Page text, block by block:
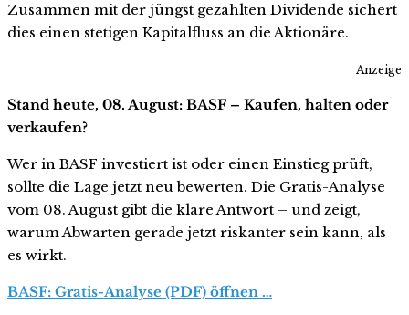
Zusammen mit der jüngst gezahlten Dividende sichert
dies einen stetigen Kapitalfluss an die Aktionäre.
Anzeige
Stand heute, 08. August: BASF – Kaufen, halten oder
verkaufen?
Wer in BASF investiert ist oder einen Einstieg prüft,
sollte die Lage jetzt neu bewerten. Die Gratis-Analyse
vom 08. August gibt die klare Antwort – und zeigt,
warum Abwarten gerade jetzt riskanter sein kann, als
es wirkt.
BASF: Gratis-Analyse (PDF) öffnen …